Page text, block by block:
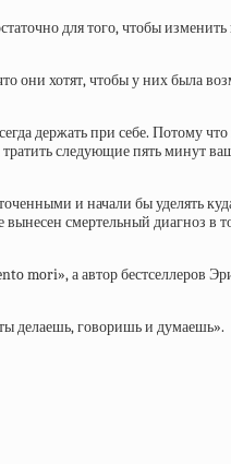
для того, чтобы
они хотят, чтобы у них была
держать при себе. Потому
тратить следующие пять минут
и начали бы уделять
смертельный диагноз в
а автор бестселлеров
делаешь, говоришь и думаешь».